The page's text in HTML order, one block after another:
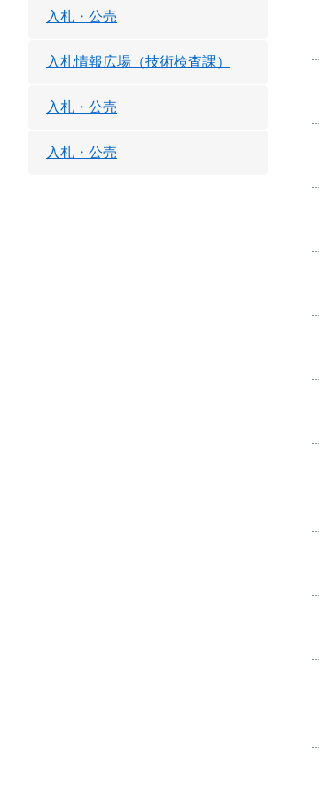
入札・公売
入札情報広場（技術検査課）
入札・公売
入札・公売